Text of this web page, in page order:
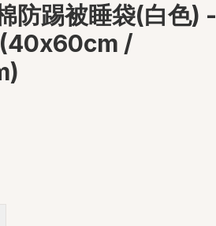
防踢被睡袋(白色) -
(40x60cm /